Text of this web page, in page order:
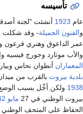
تأسيسه
عام 1923 أنشئت "لجنة
والفنون الجميلة- وقد شكلت
عمر الداعوق وهنري فرعون
والأب موتارد وجورج فيسيه
المعماران أنطوان نحاس
بلدية بيروت بالقرب من
1938 ولكن أجِّل بسبب
بيروت الوطني في 27
مايو
الحفاظ على المتحف الوطني